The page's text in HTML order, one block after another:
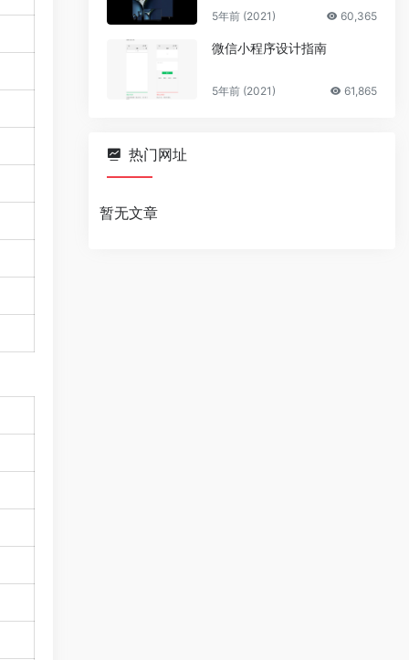
5年前 (2021) 60,365
微信小程序设计指南
5年前 (2021) 61,865
热门网址
暂无文章